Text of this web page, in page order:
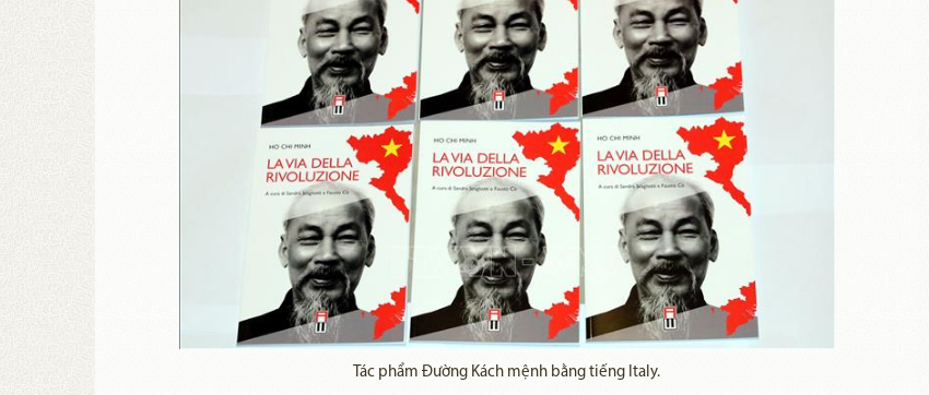
Tác phẩm Đường Kách mệnh bằng tiếng Italy.